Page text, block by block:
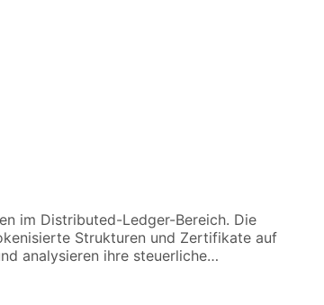
im Distributed-Ledger-Bereich. Die
Strukturen und Zertifikate auf
analysieren ihre steuerliche…